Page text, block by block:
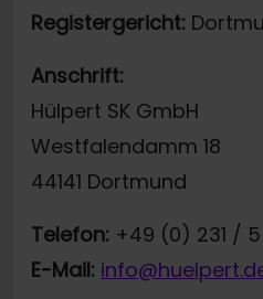
Registergericht:
Anschrift:
Hülpert SK GmbH
Westfalendamm 18
44141 Dortmund
Telefon: +49 (0) 231 /
E-Mail: